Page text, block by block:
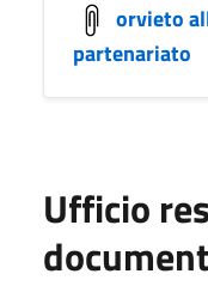
orvieto
partenariato
Ufficio